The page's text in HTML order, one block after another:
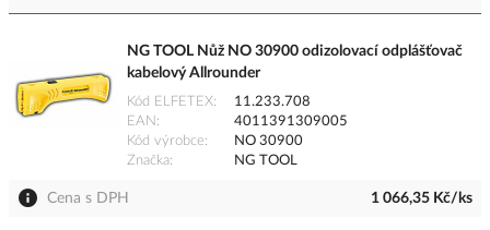
NG TOOL Nůž NO 30900 odizolovací odplášťovač
kabelový Allrounder
Kód ELFETEX
11.233.708
EAN
4011391309005
Kód výrobce
NO 30900
Značka
NG TOOL
Cena s DPH 1 066,35 Kč/ks